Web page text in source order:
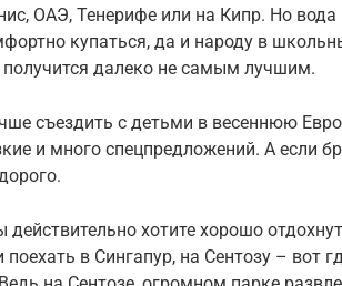
ОАЭ, Тенерифе или на Кипр. Но
купаться, да и народу в
получится далеко не самым лучшим.
съездить с детьми в весеннюю
и много спецпредложений. А если
действительно хотите хорошо
поехать в Сингапур, на Сентозу – вот